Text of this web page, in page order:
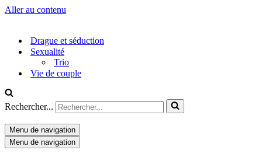
Aller au contenu
Drague et séduction
Sexualité
Trio
Vie de couple
Rechercher...
Menu de navigation
Menu de navigation